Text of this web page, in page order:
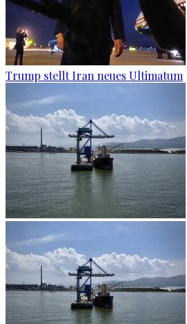
Trump stellt Iran neues Ultimatum